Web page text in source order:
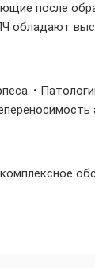
после
обладают
•